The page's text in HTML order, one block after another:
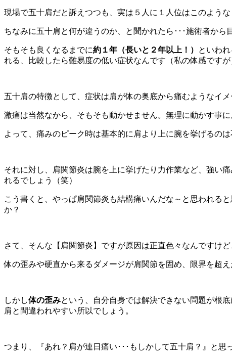
現場で五十肩だと訴えつつも、実は５人に１人位はこのような
ちなみに五十肩と何が違うのか、と聞かれたら･･･施術者から
そもそも良くなるまでに約１年（長いと２年以上！）
といわ
れる、比較したら難易度の低い症状なんです（私の体感ですが
五十肩の特徴として、症状は肩が体の奥底から痛むようなイ
激痛は当然なから、そもそも動かせません。無理に動かす事
よって、痛みのピーク時は基本的に肩より上に腕を挙げるの
それに対し、肩関節炎は腕を上に挙げたり力作業など、強い
れるでしょう（笑）
こう書くと、やっぱ肩関節炎も結構痛いんだな～と思われる
か？
さて、そんな【肩関節炎】ですが原因は正直色々なんですけ
体の歪みや硬直から来るダメージが肩関節を固め、限界を超
しかし体の歪みという、自分自身では解決できない問題が根
肩と間違われやすい所以でしょう。
つまり、『あれ？肩が連日痛い･･･もしかして五十肩？』と思